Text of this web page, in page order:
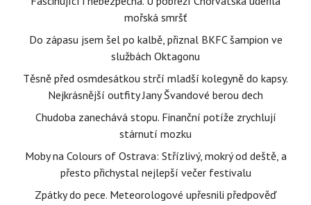
mořská smršť
Do zápasu jsem šel po kalbě, přiznal BKFC šampion ve
službách Oktagonu
Těsně před osmdesátkou strčí mladší kolegyně do kapsy.
Nejkrásnější outfity Jany Švandové berou dech
Chudoba zanechává stopu. Finanční potíže zrychlují
stárnutí mozku
Moby na Colours of Ostrava: Střízlivý, mokrý od deště, a
přesto přichystal nejlepší večer festivalu
Zpátky do pece. Meteorologové upřesnili předpověď